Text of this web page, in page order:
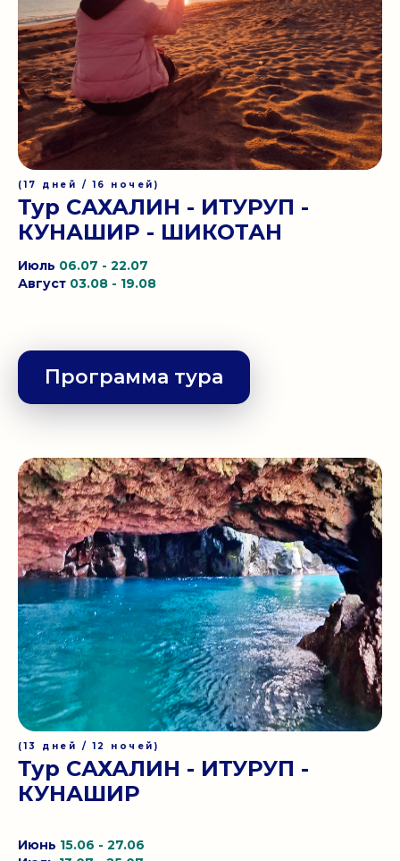
(17 дней / 16 ночей)
Тур САХАЛИН - ИТУРУП -
КУНАШИР - ШИКОТАН
Июль 06.07 - 22.07
Август 03.08 - 19.08
Программа тура
(13 дней / 12 ночей)
Тур САХАЛИН - ИТУРУП -
КУНАШИР
Июнь 15.06 - 27.06